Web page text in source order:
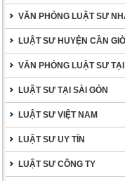
VĂN PHÒNG LUẬT SƯ
LUẬT SƯ HUYỆN CẦN
VĂN PHÒNG LUẬT SƯ TẠI
LUẬT SƯ TẠI SÀI GÒN
LUẬT SƯ VIỆT NAM
LUẬT SƯ UY TÍN
LUẬT SƯ CÔNG TY